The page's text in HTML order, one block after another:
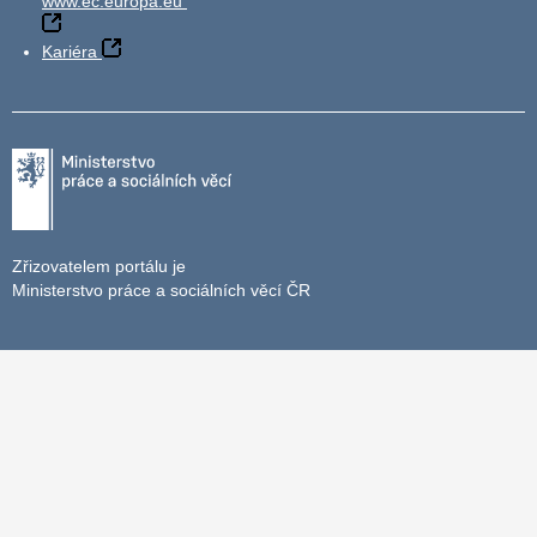
Kariéra
Zřizovatelem portálu je
Ministerstvo práce a sociálních věcí ČR